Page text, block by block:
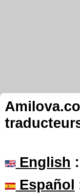
English
Español